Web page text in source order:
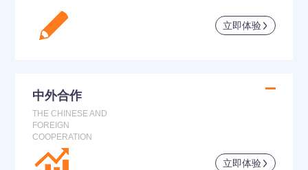
立即体验
中外合作
THE CHINESE AND
FOREIGN
COOPERATION
立即体验